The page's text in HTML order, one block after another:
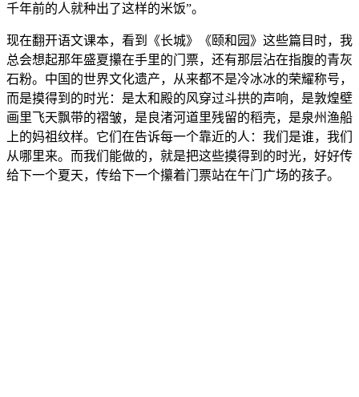
千年前的人就种出了这样的米饭”。
现在翻开语文课本，看到《长城》《颐和园》这些篇目时，我
总会想起那年盛夏攥在手里的门票，还有那层沾在指腹的青灰
石粉。中国的世界文化遗产，从来都不是冷冰冰的荣耀称号，
而是摸得到的时光：是太和殿的风穿过斗拱的声响，是敦煌壁
画里飞天飘带的褶皱，是良渚河道里残留的稻壳，是泉州渔船
上的妈祖纹样。它们在告诉每一个靠近的人：我们是谁，我们
从哪里来。而我们能做的，就是把这些摸得到的时光，好好传
给下一个夏天，传给下一个攥着门票站在午门广场的孩子。